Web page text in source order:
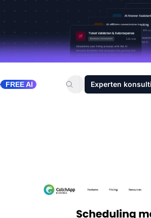
FREE AI Experten